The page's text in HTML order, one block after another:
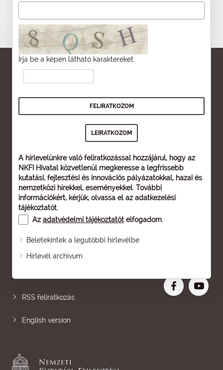
Írja be a képen látható karaktereket:
A hírlevelünkre való feliratkozással hozzájárul, hogy az
NKFI Hivatal közvetlenül megkeresse a legfrissebb
kutatási, fejlesztési és innovációs pályázatokkal, hazai és
nemzetközi hírekkel, eseményekkel. További
információkért, kérjük, olvassa el az adatkezelési
tájékoztatót.
Az adatvédelmi tájékoztatót elfogadom.
Beletekintek a legutóbbi hírlevélbe
Hírlevél archívum
Oldaltérkép
RSS feliratkozás
English version